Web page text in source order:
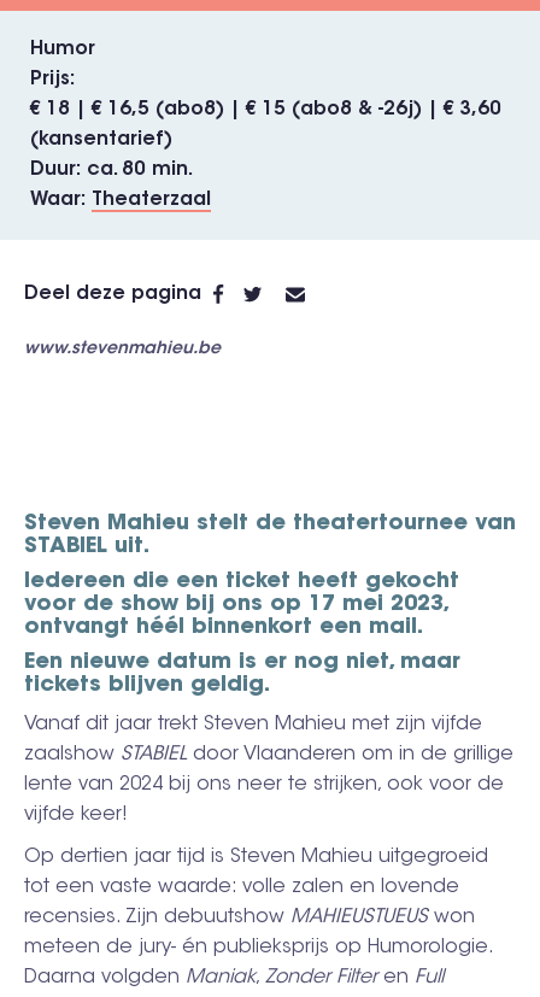
Humor
Prijs
€ 18 | € 16,5 (abo8) | € 15 (abo8 & -26j) | € 3,60
(kansentarief)
Duur
ca. 80 min.
Waar
Theaterzaal
Deel deze pagina
www.stevenmahieu.be
Steven Mahieu stelt de theatertournee van
STABIEL uit.
Iedereen die een ticket heeft gekocht
voor de show bij ons op 17 mei 2023,
ontvangt héél binnenkort een mail.
Een nieuwe datum is er nog niet, maar
tickets blijven geldig.
Vanaf dit jaar trekt Steven Mahieu met zijn vijfde
zaalshow STABIELdoor Vlaanderen om in de grillige
lente van 2024 bij ons neer te strijken, ook voor de
vijfde keer!
Op dertien jaar tijd is Steven Mahieu uitgegroeid
tot een vaste waarde: volle zalen en lovende
recensies. Zijn debuutshow MAHIEUSTUEUSwon
meteen de jury- én publieksprijs op Humorologie.
Daarna volgden Maniak, Zonder Filteren Full